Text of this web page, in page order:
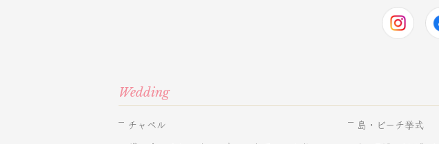
Wedding
チャペル 島・ビーチ挙式